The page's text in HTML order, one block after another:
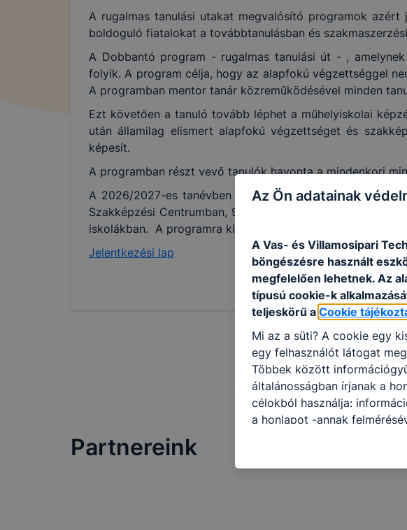
A rugalmas tanulási utakat megvalósító programok
boldoguló fiatalokat a továbbtanulásban és
A Dobbantó program - rugalmas tanulási út - ,
folyik. A program célja, hogy az alapfokú végzettséggel
A programban mentor tanár közreműködésével minden
Ezt követően a tanuló tovább léphet a műhelyiskolai
után államilag elismert alapfokú végzettséget és
képesít.
A programban részt vevő tanulók havonta a mindenkori
A 2026/2027-es tanévben induló dobbantó programba
Szakképzési Centrumban, 9400 Sopron, Virágoskert u.
iskolákban. A programra kijelölt intézményről és a
Jelentkezési lap
Partnereink
Az Ön adatainak
A Vas- és Villamosipari
böngészésre használt
megfelelően lehetnek. Az
típusú cookie-k
teljeskörű a Cookie
Mi az a süti? A cookie egy
egy felhasználót látogat
Többek között
általánosságban írjanak a
célokból használja:
a honlapot -annak
legjobban, így
élményt, ha ismét
ellenőrizheti és hogyan